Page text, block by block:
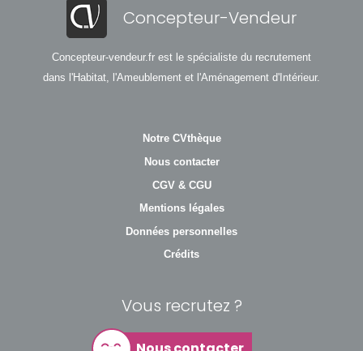
Concepteur-Vendeur
Concepteur-vendeur.fr est le spécialiste du recrutement
dans l'Habitat, l'Ameublement et l'Aménagement d'Intérieur.
Notre CVthèque
Nous contacter
CGV & CGU
Mentions légales
Données personnelles
Crédits
Vous recrutez ?